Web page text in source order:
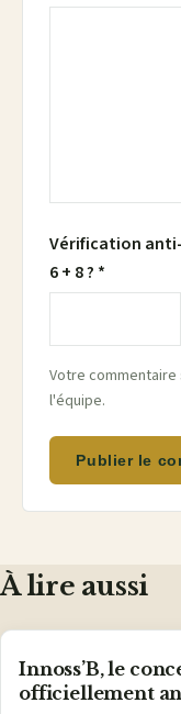
Vérification
6 + 8 ? *
Votre
l'équipe.
Publier le
À lire aussi
Innoss’B, le
officiellement